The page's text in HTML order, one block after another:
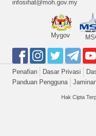
infosihat@moh.gov.my
Mygov
Penafian Dasar Privasi
Panduan Pengguna
Hak Cipta